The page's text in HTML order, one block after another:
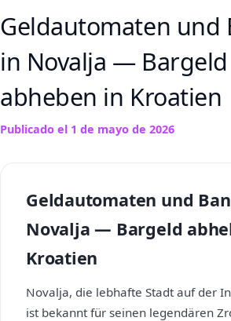
Geldautomaten und
in Novalja — Bargeld
abheben in Kroatien
Publicado el 1 de mayo de 2026
Geldautomaten und
Novalja — Bargeld
Kroatien
Novalja, die lebhafte Stadt auf der
ist bekannt für seinen legendären